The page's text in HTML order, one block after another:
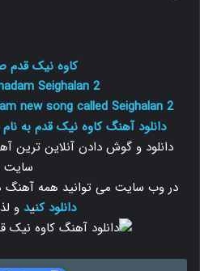
کاوه نیک قدم
Seighalan 2
new song called Seighalan 2
دانلود آهنگ کاوه نیک قدم به نام
دانلود و گوش دادن آنلاین ترین
سایت
در وب سایت می توانید همه آهنگ ها را
دانلود کنید و